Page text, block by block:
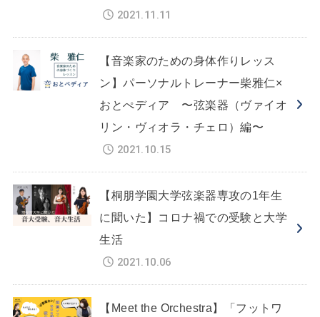
2021.11.11
【音楽家のための身体作りレッス
ン】パーソナルトレーナー柴雅仁×
おとぺディア 〜弦楽器（ヴァイオ
リン・ヴィオラ・チェロ）編〜
2021.10.15
【桐朋学園大学弦楽器専攻の1年生
に聞いた】コロナ禍での受験と大学
生活
2021.10.06
【Meet the Orchestra】「フットワ